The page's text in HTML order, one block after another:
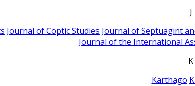
J
Journal of Coptic Studies Journal of Septuagint
Journal of the International
K
Karthago